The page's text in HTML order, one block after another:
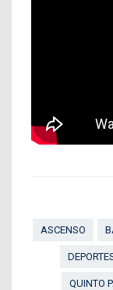
ASCENSO
QUINTO